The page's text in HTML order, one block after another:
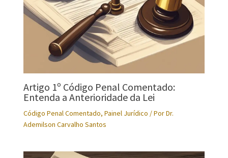
Artigo 1º Código Penal Comentado:
Entenda a Anterioridade da Lei
Código Penal Comentado, Painel Jurídico / PorDr.
Ademilson Carvalho Santos